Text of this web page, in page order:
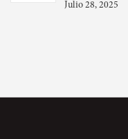
Julio 28, 2025